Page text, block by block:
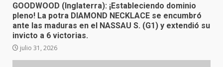
GOODWOOD (Inglaterra): ¡Estableciendo dominio
pleno! La potra DIAMOND NECKLACE se encumbró
ante las maduras en el NASSAU S. (G1) y extendió su
invicto a 6 victorias.
julio 31, 2026